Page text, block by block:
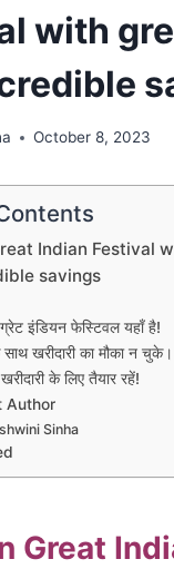
with
October 8, 2023
Indian Festival
savings
इंडियन फेस्टिवल यहाँ है!
खरीदारी का मौका न चुके।
खरीदारी के लिए तैयार रहें!
Author
Sinha
Great